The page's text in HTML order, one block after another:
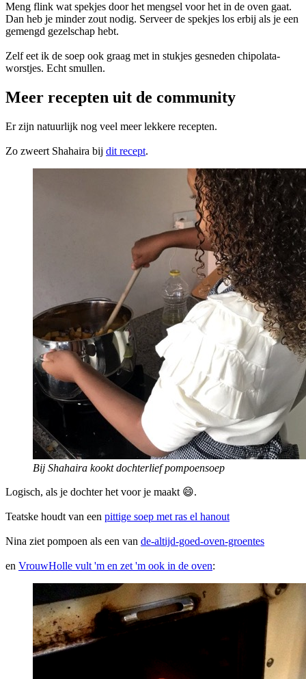
Meng flink wat spekjes door het mengsel voor het in de oven gaat.
Dan heb je minder zout nodig. Serveer de spekjes los erbij als je een
gemengd gezelschap hebt.
Zelf eet ik de soep ook graag met in stukjes gesneden chipolata-
worstjes. Echt smullen.
Meer recepten uit de community
Er zijn natuurlijk nog veel meer lekkere recepten.
Zo zweert Shahaira bij dit recept.
Bij Shahaira kookt dochterlief pompoensoep
Logisch, als je dochter het voor je maakt 😄.
Teatske houdt van een pittige soep met ras el hanout
Nina ziet pompoen als een van de-altijd-goed-oven-groentes
en VrouwHolle vult 'm en zet 'm ook in de oven: